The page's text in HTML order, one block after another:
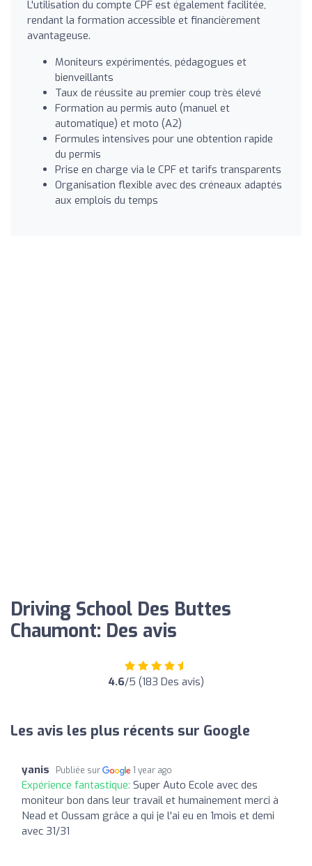
L'utilisation du compte CPF est également facilitée,
rendant la formation accessible et financièrement
avantageuse.
Moniteurs expérimentés, pédagogues et
bienveillants
Taux de réussite au premier coup très élevé
Formation au permis auto (manuel et
automatique) et moto (A2)
Formules intensives pour une obtention rapide
du permis
Prise en charge via le CPF et tarifs transparents
Organisation flexible avec des créneaux adaptés
aux emplois du temps
Driving School Des Buttes
Chaumont: Des avis
4.6/5 (183 Des avis)
Les avis les plus récents sur Google
yanis Publiée sur 1 year ago
Expérience fantastique: Super Auto Ecole avec des
moniteur bon dans leur travail et humainement merci à
Nead et Oussam grâce a qui je l'ai eu en 1mois et demi
avec 31/31